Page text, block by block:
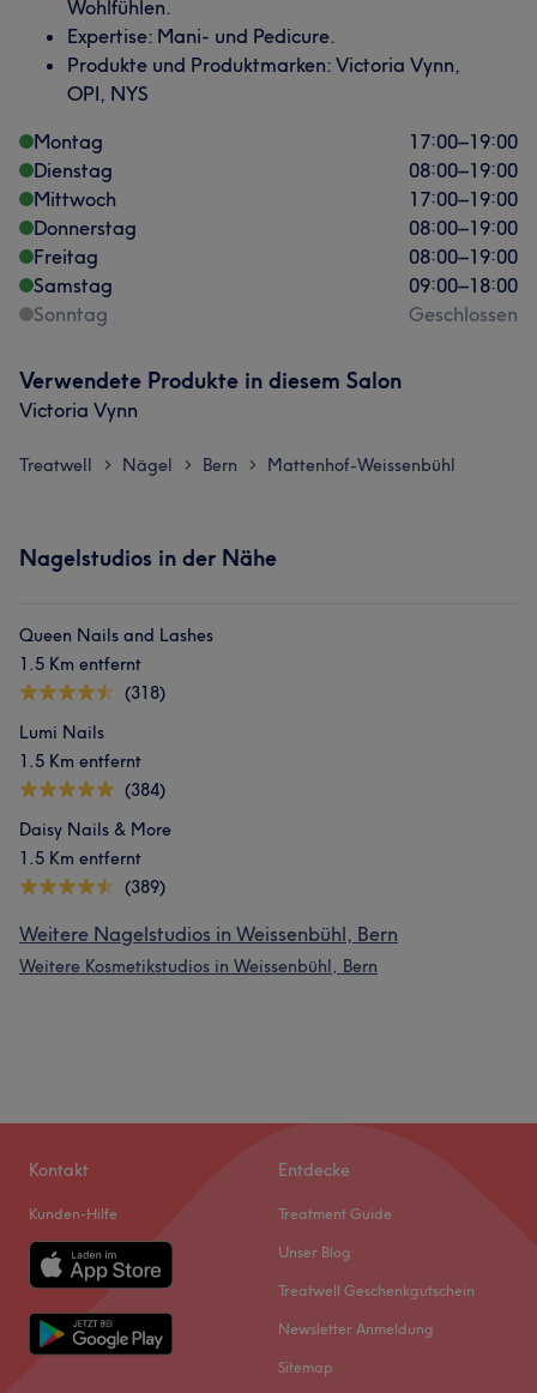
Wohlfühlen.
Expertise: Mani- und Pedicure.
Produkte und Produktmarken: Victoria Vynn,
OPI, NYS
Montag
17:00–19:00
Dienstag
08:00–19:00
Mittwoch
17:00–19:00
Donnerstag
08:00–19:00
Freitag
08:00–19:00
Samstag
09:00–18:00
Sonntag
Geschlossen
Verwendete Produkte in diesem Salon
Victoria Vynn
Treatwell > Nägel > Bern > Mattenhof-Weissenbühl
Nagelstudios in der Nähe
Queen Nails and Lashes
1.5 Km entfernt
(318)
Lumi Nails
1.5 Km entfernt
(384)
Daisy Nails & More
1.5 Km entfernt
(389)
Weitere Nagelstudios in Weissenbühl, Bern
Weitere Kosmetikstudios in Weissenbühl, Bern
Kontakt
Kunden-Hilfe
Entdecke
Treatment Guide
Unser Blog
Treatwell Geschenkgutschein
Newsletter Anmeldung
Sitemap